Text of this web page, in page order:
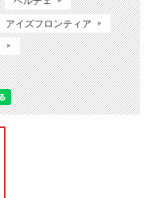
アイズフロンティア